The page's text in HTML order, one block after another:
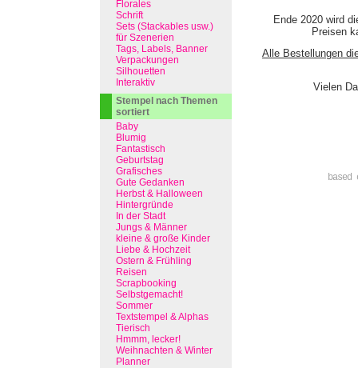
Ende 2020 wird
Preisen
Alle Bestellungen
Vielen
Florales
Schrift
Sets (Stackables usw.)
für Szenerien
Tags, Labels, Banner
Verpackungen
Silhouetten
Interaktiv
Stempel nach Themen
sortiert
Baby
Blumig
Fantastisch
Geburtstag
Grafisches
Gute Gedanken
Herbst & Halloween
Hintergründe
In der Stadt
Jungs & Männer
kleine & große Kinder
Liebe & Hochzeit
Ostern & Frühling
Reisen
Scrapbooking
Selbstgemacht!
Sommer
Textstempel & Alphas
Tierisch
Hmmm, lecker!
Weihnachten & Winter
Planner